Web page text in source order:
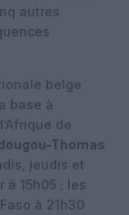
autres
belge
base à
de
Thomas
jeudis et
à 15h05 ; les
à 21h30